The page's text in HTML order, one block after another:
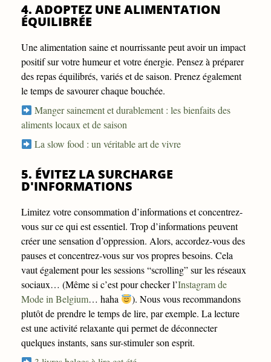
4. ADOPTEZ UNE ALIMENTATION
ÉQUILIBRÉE
Une alimentation saine et nourrissante peut avoir un impact
positif sur votre humeur et votre énergie. Pensez à préparer
des repas équilibrés, variés et de saison. Prenez également
le temps de savourer chaque bouchée.
Manger sainement et durablement : les bienfaits des
aliments locaux et de saison
La slow food : un véritable art de vivre
5. ÉVITEZ LA SURCHARGE
D'INFORMATIONS
Limitez votre consommation d’informations et concentrez-
vous sur ce qui est essentiel. Trop d’informations peuvent
créer une sensation d’oppression. Alors, accordez-vous des
pauses et concentrez-vous sur vos propres besoins. Cela
vaut également pour les sessions “scrolling” sur les réseaux
sociaux… (Même si c’est pour checker l’Instagram de
Mode in Belgium… haha
). Nous vous recommandons
plutôt de prendre le temps de lire, par exemple. La lecture
est une activité relaxante qui permet de déconnecter
quelques instants, sans sur-stimuler son esprit.